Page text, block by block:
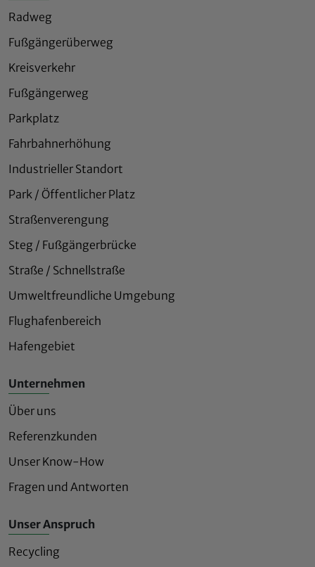
Radweg
Fußgängerüberweg
Kreisverkehr
Fußgängerweg
Parkplatz
Fahrbahnerhöhung
Industrieller Standort
Park / Öffentlicher Platz
Straßenverengung
Steg / Fußgängerbrücke
Straße / Schnellstraße
Umweltfreundliche Umgebung
Flughafenbereich
Hafengebiet
Unternehmen
Über uns
Referenzkunden
Unser Know-How
Fragen und Antworten
Unser Anspruch
Recycling